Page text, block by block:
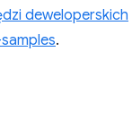
deweloperskich
.